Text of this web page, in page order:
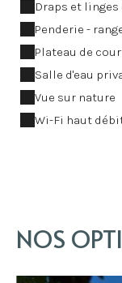
Draps et
Penderie -
Plateau de
Salle d'eau
Vue sur nature
Wi-Fi haut
NOS